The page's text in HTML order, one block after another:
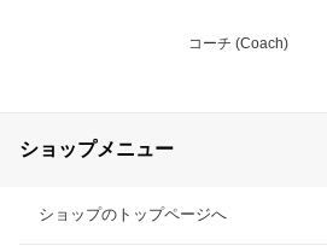
コーチ (Coach)
ショップメニュー
ショップのトップページへ